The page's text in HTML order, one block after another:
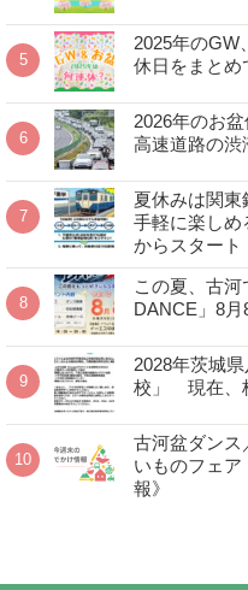
2025年のGW
休日をまとめ
2026年のお
高速道路の渋
夏休みは関
手軽に楽しめ
からスタート
この夏、古
DANCE」8月
2028年茨城
校」 現在、
古河盆ダンス
いものフェア
報》